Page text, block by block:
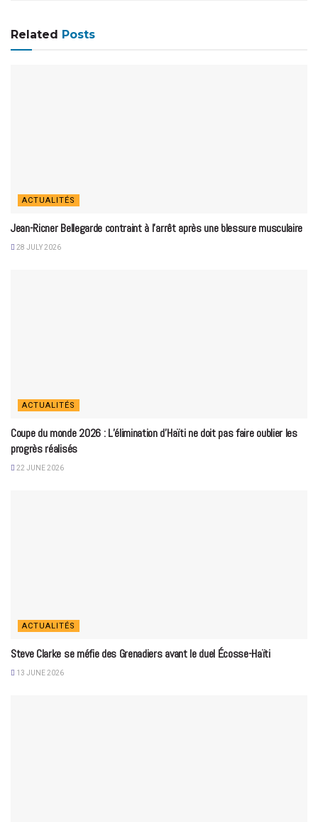
Related Posts
ACTUALITÉS
Jean-Ricner Bellegarde contraint à l’arrêt après une blessure musculaire
28 JULY 2026
ACTUALITÉS
Coupe du monde 2026 : L’élimination d’Haïti ne doit pas faire oublier les
progrès réalisés
22 JUNE 2026
ACTUALITÉS
Steve Clarke se méfie des Grenadiers avant le duel Écosse-Haïti
13 JUNE 2026